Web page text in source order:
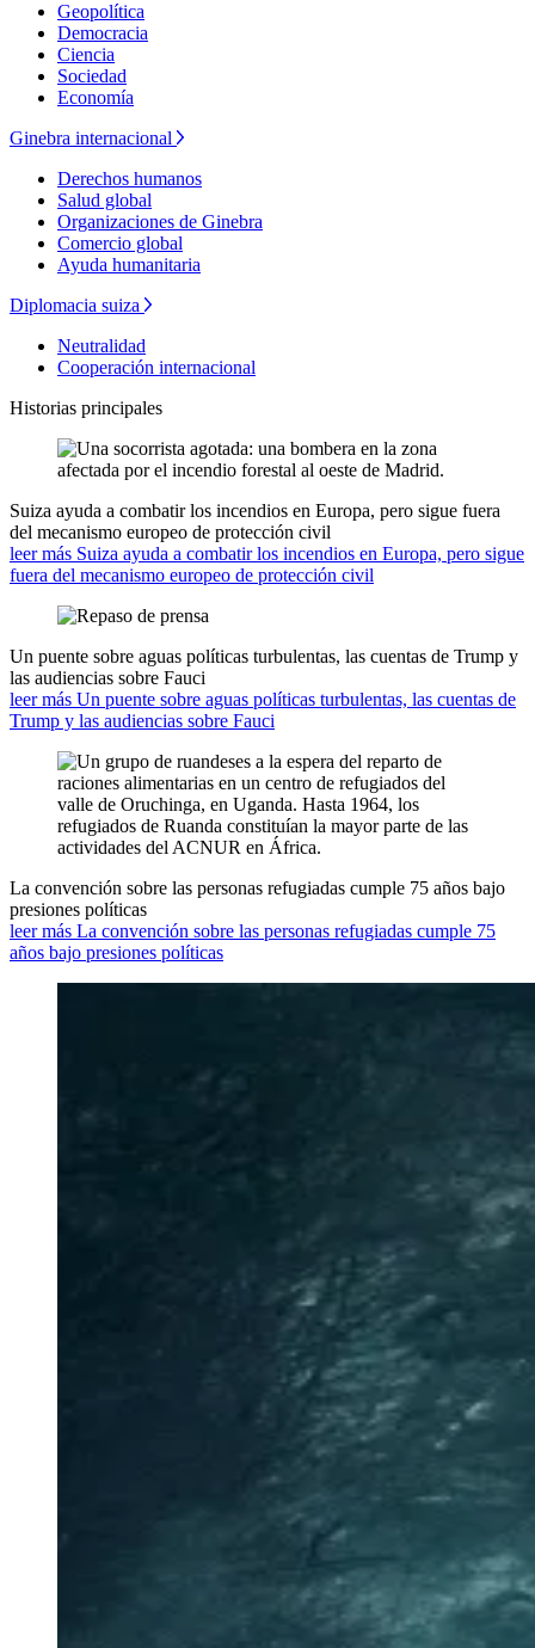
Geopolítica
Democracia
Ciencia
Sociedad
Economía
Ginebra internacional
Derechos humanos
Salud global
Organizaciones de Ginebra
Comercio global
Ayuda humanitaria
Diplomacia suiza
Neutralidad
Cooperación internacional
Historias principales
Suiza ayuda a combatir los incendios en Europa, pero sigue fuera
del mecanismo europeo de protección civil
leer más Suiza ayuda a combatir los incendios en Europa, pero sigue
fuera del mecanismo europeo de protección civil
Un puente sobre aguas políticas turbulentas, las cuentas de Trump y
las audiencias sobre Fauci
leer más Un puente sobre aguas políticas turbulentas, las cuentas de
Trump y las audiencias sobre Fauci
La convención sobre las personas refugiadas cumple 75 años bajo
presiones políticas
leer más La convención sobre las personas refugiadas cumple 75
años bajo presiones políticas